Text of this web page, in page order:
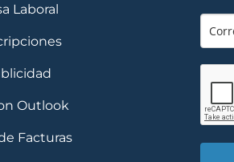
Laboral
Outlook
Facturas